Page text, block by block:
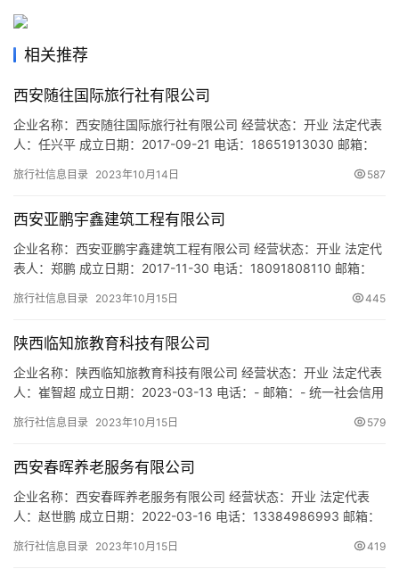
相关推荐
西安随往国际旅行社有限公司
企业名称：西安随往国际旅行社有限公司 经营状态：开业 法定代表
人：任兴平 成立日期：2017-09-21 电话：18651913030 邮箱：
91610133MA6U88KWX7 注册地址：陕西省西安市经济技术开发
业务；入境旅游业务…
旅行社信息目录 2023年10月14日 587
西安亚鹏宇鑫建筑工程有限公司
企业名称：西安亚鹏宇鑫建筑工程有限公司 经营状态：开业 法定代
表人：郑鹏 成立日期：2017-11-30 电话：18091808110 邮箱：
91610116MA6UB1NX4W 注册地址：陕西省西安市高新区新型工业
建筑工程的设计、施工；…
旅行社信息目录 2023年10月15日 445
陕西临知旅教育科技有限公司
企业名称：陕西临知旅教育科技有限公司 经营状态：开业 法定代表
人：崔智超 成立日期：2023-03-13 电话：- 邮箱：- 统一社会信用
泘沱二组小区C栋28-11号 网址：- 经营范围：一般项目：教育咨询
动；组织文化艺术交流活…
旅行社信息目录 2023年10月15日 579
西安春晖养老服务有限公司
企业名称：西安春晖养老服务有限公司 经营状态：开业 法定代表
人：赵世鹏 成立日期：2022-03-16 电话：13384986993 邮箱：
91610113MA7JDQY21E 注册地址：陕西省西安市雁塔区吉祥路
旅行社信息目录 2023年10月15日 419